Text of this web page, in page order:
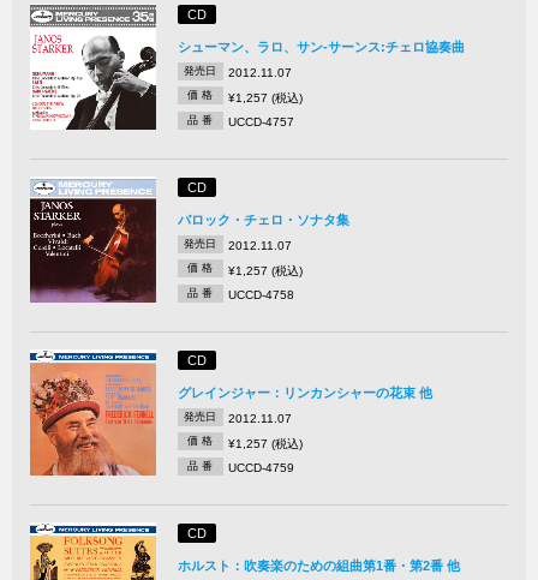
CD
シューマン、ラロ、サン-サーンス:チェロ協奏曲
発売日 2012.11.07
価 格 ¥1,257 (税込)
品 番 UCCD-4757
CD
バロック・チェロ・ソナタ集
発売日 2012.11.07
価 格 ¥1,257 (税込)
品 番 UCCD-4758
CD
グレインジャー：リンカンシャーの花束 他
発売日 2012.11.07
価 格 ¥1,257 (税込)
品 番 UCCD-4759
CD
ホルスト：吹奏楽のための組曲第1番・第2番 他